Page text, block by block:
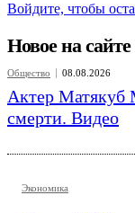
Войдите, чтобы
Новое на сайте
Общество 08.08.2026
Актер Матякуб
смерти. Видео
Экономика